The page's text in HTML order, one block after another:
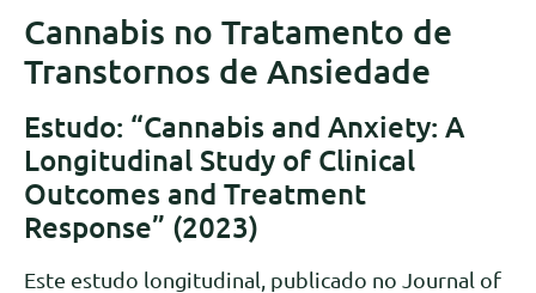
Cannabis no Tratamento de
Transtornos de Ansiedade
Estudo: “Cannabis and Anxiety: A
Longitudinal Study of Clinical
Outcomes and Treatment
Response” (2023)
Este estudo longitudinal, publicado no Journal of